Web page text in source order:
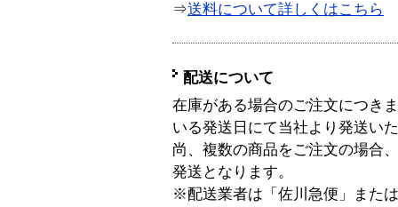
⇒送料について詳しくはこちら
配送について
在庫がある場合のご注文につき
いる発送日にて当社より発送い
尚、複数の商品をご注文の場合
発送となります。
※配送業者は「佐川急便」また